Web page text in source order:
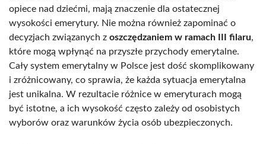
opiece nad dziećmi, mają znaczenie dla ostatecznej
wysokości emerytury. Nie można również zapominać o
decyzjach związanych z oszczędzaniem w ramach III filaru,
które mogą wpłynąć na przyszłe przychody emerytalne.
Cały system emerytalny w Polsce jest dość skomplikowany
i zróżnicowany, co sprawia, że każda sytuacja emerytalna
jest unikalna. W rezultacie różnice w emeryturach mogą
być istotne, a ich wysokość często zależy od osobistych
wyborów oraz warunków życia osób ubezpieczonych.